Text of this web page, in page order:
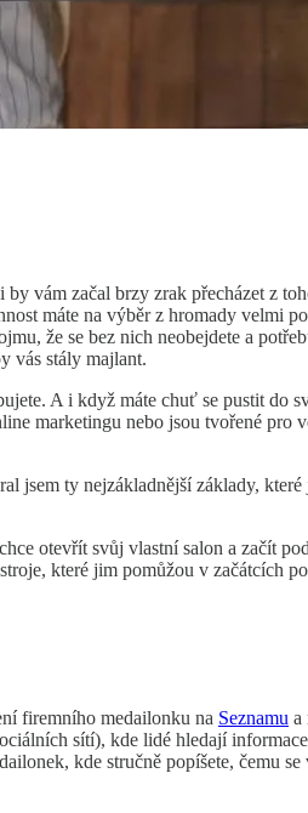
vám začal brzy zrak přecházet z
máte na výběr z hromady velmi
že se bez nich neobejdete a
vás stály majlant.
A i když máte chuť se pustit do
marketingu nebo jsou tvořené pro
jsem ty nejzákladnější základy,
otevřít svůj vlastní salon a začít
které jim pomůžou v začátcích
firemního medailonku na Seznamu a
sítí), kde lidé hledají
kde stručně popíšete, čemu